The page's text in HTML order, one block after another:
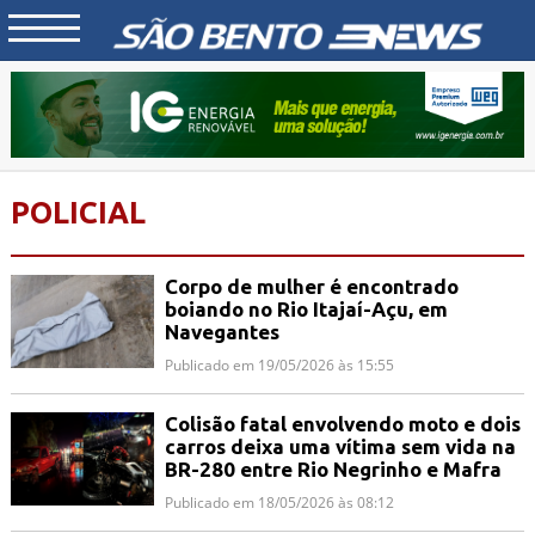
POLICIAL
Corpo de mulher é encontrado
boiando no Rio Itajaí-Açu, em
Navegantes
Publicado em 19/05/2026 às 15:55
Colisão fatal envolvendo moto e dois
carros deixa uma vítima sem vida na
BR-280 entre Rio Negrinho e Mafra
Publicado em 18/05/2026 às 08:12